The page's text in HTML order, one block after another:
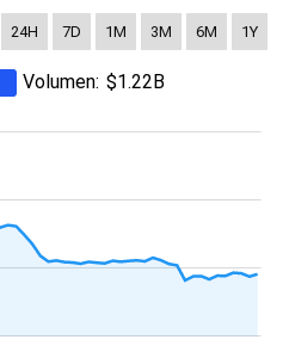
24H 7D 1M 3M 6M 1Y
Volumen: $1.22B